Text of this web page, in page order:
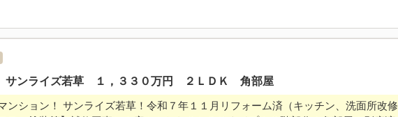
サンライズ若草 １，３３０万円 ２ＬＤＫ 角部屋
ンション！ サンライズ若草！令和７年１１月リフォーム済（キッチン、洗面所改